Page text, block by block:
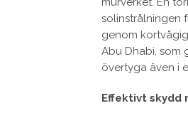
solinstrålningen
genom
Abu Dhabi, som
övertyga även i
Effektivt skydd